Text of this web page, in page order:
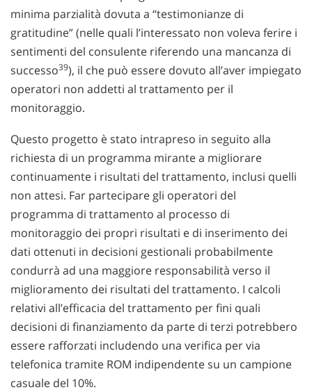
minima parzialità dovuta a “testimonianze di
gratitudine” (nelle quali l’interessato non voleva ferire i
sentimenti del consulente riferendo una mancanza di
successo39), il che può essere dovuto all’aver impiegato
operatori non addetti al trattamento per il
monitoraggio.
Questo progetto è stato intrapreso in seguito alla
richiesta di un programma mirante a migliorare
continuamente i risultati del trattamento, inclusi quelli
non attesi. Far partecipare gli operatori del
programma di trattamento al processo di
monitoraggio dei propri risultati e di inserimento dei
dati ottenuti in decisioni gestionali probabilmente
condurrà ad una maggiore responsabilità verso il
miglioramento dei risultati del trattamento. I calcoli
relativi all’efficacia del trattamento per fini quali
decisioni di finanziamento da parte di terzi potrebbero
essere rafforzati includendo una verifica per via
telefonica tramite ROM indipendente su un campione
casuale del 10%.